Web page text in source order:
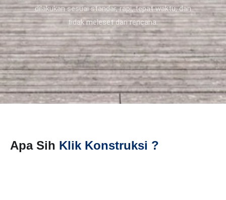
dilakukan sesuai standar, rapi, tepat waktu, dan
tidak meleset dari rencana.
Apa Sih Klik Konstruksi ?